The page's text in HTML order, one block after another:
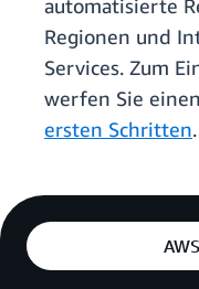
automatisierte
Regionen und
Services. Zum
werfen Sie
ersten Schritten.